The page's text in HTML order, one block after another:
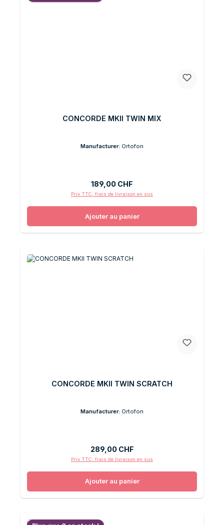
CONCORDE MKII TWIN MIX
Manufacturer: Ortofon
Prix régulier :
189,00 CHF
Prix TTC, frais de livraison en sus
Ajouter au panier
CONCORDE MKII TWIN SCRATCH
Manufacturer: Ortofon
Prix régulier :
289,00 CHF
Prix TTC, frais de livraison en sus
Ajouter au panier